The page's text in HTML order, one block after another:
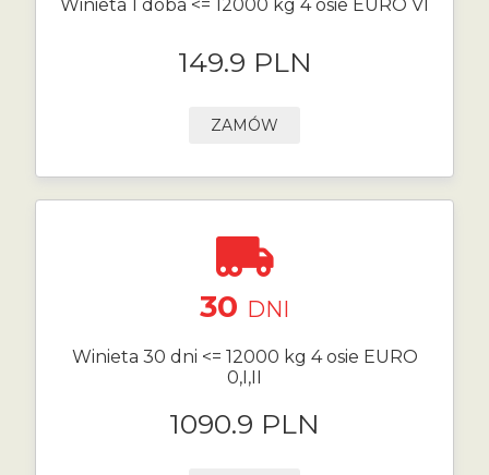
Winieta 1 doba <= 12000 kg 4 osie EURO VI
149.9 PLN
ZAMÓW
30 DNI
Winieta 30 dni <= 12000 kg 4 osie EURO
0,I,II
1090.9 PLN